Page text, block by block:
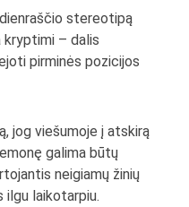
stereotipą
kryptimi – dalis
pirminės pozicijos
jog viešumoje į atskirą
galima būtų
neigiamų žinių
ilgu laikotarpiu.